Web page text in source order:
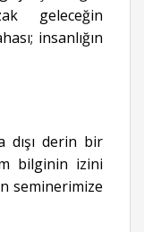
geleceğin
insanlığın
dışı derin bir
bilginin izini
seminerimize